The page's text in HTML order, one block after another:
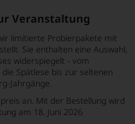
Veranstaltung
limitierte Probierpakete mit
Sie enthalten eine Auswahl,
widerspiegelt - vom
Spätlese bis zur seltenen
Jahrgänge.
an. Mit der Bestellung wird
am 18. Juni 2026